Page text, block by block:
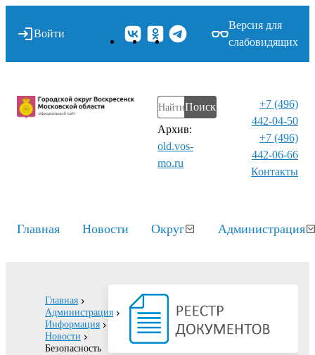
Войти
Версия для
слабовидящих
Поиск
Архив:
old.vos-
mo.ru
+7 (496)
442-04-50
+7 (496)
442-06-66
Контакты⁠
Главная Новости Округ Администрация
Главная
Администрация
Информация
Новости
Безопасность